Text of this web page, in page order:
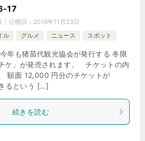
17
公開日： 2016年11月23日
ル グルメ ニュース スポット
年も猪苗代観光協会が発行する 冬限
ケ」が発売されます。 チケットの内
額面 12,000 円分のチケットが
るという […]
続きを読む